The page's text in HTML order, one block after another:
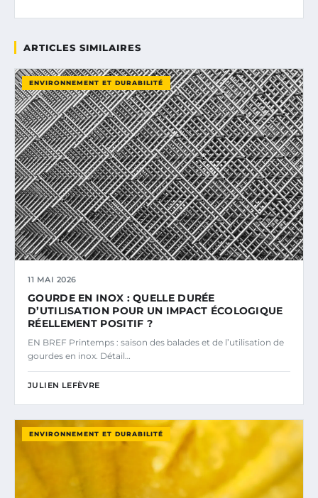
ARTICLES SIMILAIRES
ENVIRONNEMENT ET DURABILITÉ
11 MAI 2026
GOURDE EN INOX : QUELLE DURÉE
D’UTILISATION POUR UN IMPACT ÉCOLOGIQUE
RÉELLEMENT POSITIF ?
EN BREF Printemps : saison des balades et de l’utilisation de
gourdes en inox. Détail…
JULIEN LEFÈVRE
ENVIRONNEMENT ET DURABILITÉ